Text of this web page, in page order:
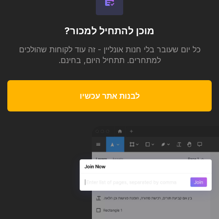
מוכן להתחיל למכור?
כל יום שעובר בלי חנות אונליין - זה עוד לקוחות שהולכים
למתחרים. תתחיל היום, בחינם.
לבנות אתר עכשיו